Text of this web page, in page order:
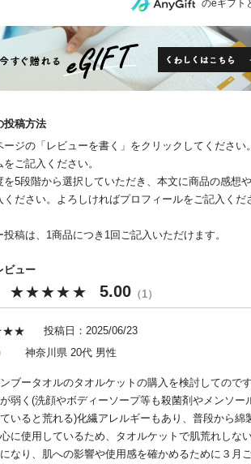
のeギフト
投稿方法
ージの「レビューを書く」をクリックしてください
をご記入ください。
を5段階から選択していただき、本文に商品の感想
ください。よろしければプロフィールをご記入くだ
稿は、1商品につき1回ご記入いただけます。
5.00 1
神奈川県 20代 男性
投稿日 2025/06/23
ブータオルのタオルケットの購入を検討してのです
弱く(洗顔やボディーソープ等も殺菌剤やメンソー
いると荒れる)化繊アレルギーもあり、普段から綿
に使用しているため、タオルケットで肌荒れしな
なり、肌への影響や使用感を確かめるために３月